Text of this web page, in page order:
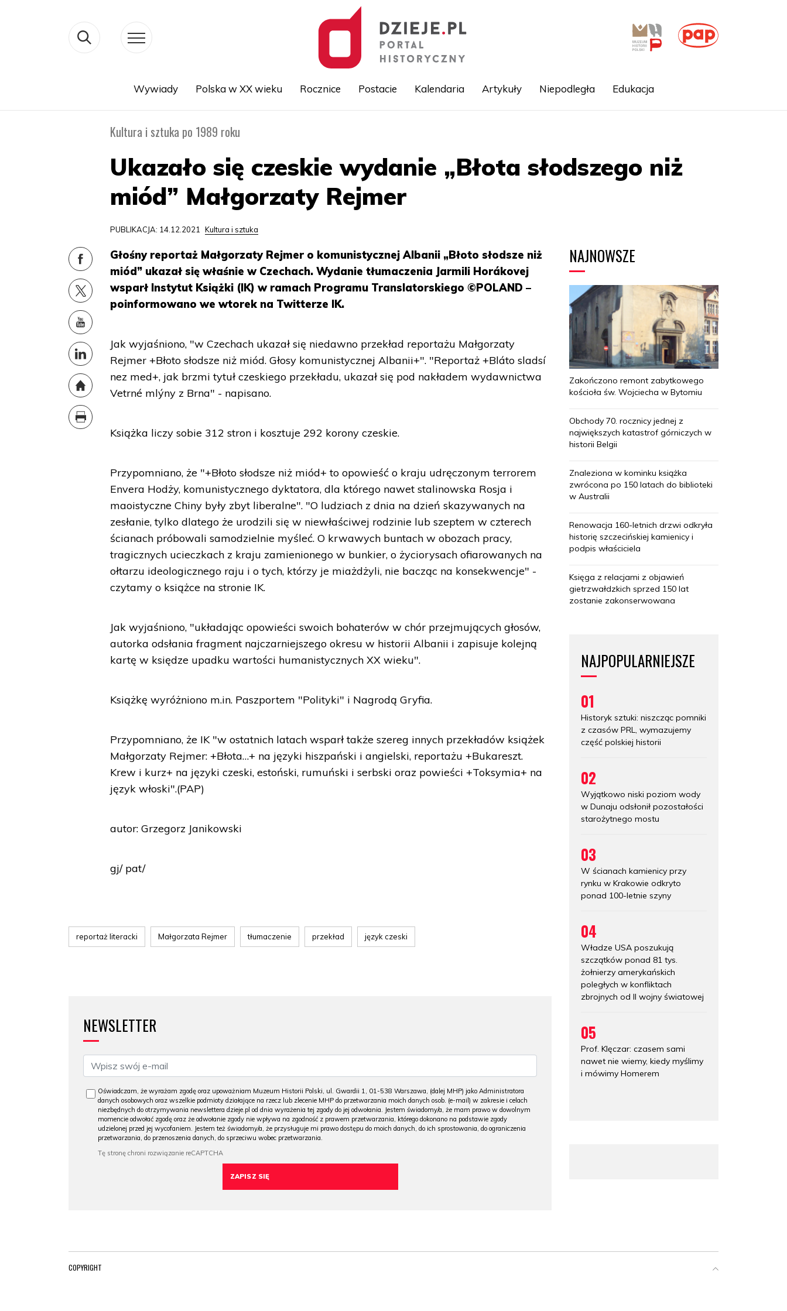
Wywiady Polska w XX wieku Rocznice Postacie Kalendaria Artykuły Niepodległa Edukacja
Kultura i sztuka po 1989 roku
Ukazało się czeskie wydanie „Błota słodszego niż
miód” Małgorzaty Rejmer
PUBLIKACJA: 14.12.2021 Kultura i sztuka
Głośny reportaż Małgorzaty Rejmer o komunistycznej Albanii „Błoto słodsze niż
miód” ukazał się właśnie w Czechach. Wydanie tłumaczenia Jarmili Horákovej
wsparł Instytut Książki (IK) w ramach Programu Translatorskiego ©POLAND –
poinformowano we wtorek na Twitterze IK.
Jak wyjaśniono, "w Czechach ukazał się niedawno przekład reportażu Małgorzaty
Rejmer +Błoto słodsze niż miód. Głosy komunistycznej Albanii+". "Reportaż +Bláto sladsí
nez med+, jak brzmi tytuł czeskiego przekładu, ukazał się pod nakładem wydawnictwa
Vetrné mlýny z Brna" - napisano.
Książka liczy sobie 312 stron i kosztuje 292 korony czeskie.
Przypomniano, że "+Błoto słodsze niż miód+ to opowieść o kraju udręczonym terrorem
Envera Hodży, komunistycznego dyktatora, dla którego nawet stalinowska Rosja i
maoistyczne Chiny były zbyt liberalne". "O ludziach z dnia na dzień skazywanych na
zesłanie, tylko dlatego że urodzili się w niewłaściwej rodzinie lub szeptem w czterech
ścianach próbowali samodzielnie myśleć. O krwawych buntach w obozach pracy,
tragicznych ucieczkach z kraju zamienionego w bunkier, o życiorysach ofiarowanych na
ołtarzu ideologicznego raju i o tych, którzy je miażdżyli, nie bacząc na konsekwencje" -
czytamy o książce na stronie IK.
Jak wyjaśniono, "układając opowieści swoich bohaterów w chór przejmujących głosów,
autorka odsłania fragment najczarniejszego okresu w historii Albanii i zapisuje kolejną
kartę w księdze upadku wartości humanistycznych XX wieku".
Książkę wyróżniono m.in. Paszportem "Polityki" i Nagrodą Gryfia.
Przypomniano, że IK "w ostatnich latach wsparł także szereg innych przekładów książek
Małgorzaty Rejmer: +Błota…+ na języki hiszpański i angielski, reportażu +Bukareszt.
Krew i kurz+ na języki czeski, estoński, rumuński i serbski oraz powieści +Toksymia+ na
język włoski".(PAP)
autor: Grzegorz Janikowski
gj/ pat/
reportaż literacki Małgorzata Rejmer tłumaczenie przekład język czeski
NEWSLETTER
Oświadczam, że wyrażam zgodę oraz upoważniam Muzeum Historii Polski, ul. Gwardii 1, 01-538 Warszawa, (dalej MHP) jako Administratora
danych osobowych oraz wszelkie podmioty działające na rzecz lub zlecenie MHP do przetwarzania moich danych osob. (e-mail) w zakresie i celach
niezbędnych do otrzymywania newslettera dzieje.pl od dnia wyrażenia tej zgody do jej odwołania. Jestem świadomy/a, że mam prawo w dowolnym
momencie odwołać zgodę oraz że odwołanie zgody nie wpływa na zgodność z prawem przetwarzania, którego dokonano na podstawie zgody
udzielonej przed jej wycofaniem. Jestem też świadomy/a, że przysługuje mi prawo dostępu do moich danych, do ich sprostowania, do ograniczenia
przetwarzania, do przenoszenia danych, do sprzeciwu wobec przetwarzania.
NAJNOWSZE
Zakończono remont zabytkowego
kościoła św. Wojciecha w Bytomiu
Obchody 70. rocznicy jednej z
największych katastrof górniczych w
historii Belgii
Znaleziona w kominku książka
zwrócona po 150 latach do biblioteki
w Australii
Renowacja 160-letnich drzwi odkryła
historię szczecińskiej kamienicy i
podpis właściciela
Księga z relacjami z objawień
gietrzwałdzkich sprzed 150 lat
zostanie zakonserwowana
NAJPOPULARNIEJSZE
01
Historyk sztuki: niszcząc pomniki
z czasów PRL, wymazujemy
część polskiej historii
02
Wyjątkowo niski poziom wody
w Dunaju odsłonił pozostałości
starożytnego mostu
03
W ścianach kamienicy przy
rynku w Krakowie odkryto
ponad 100-letnie szyny
04
Władze USA poszukują
szczątków ponad 81 tys.
żołnierzy amerykańskich
poległych w konfliktach
zbrojnych od II wojny światowej
05
Prof. Klęczar: czasem sami
nawet nie wiemy, kiedy myślimy
i mówimy Homerem
COPYRIGHT